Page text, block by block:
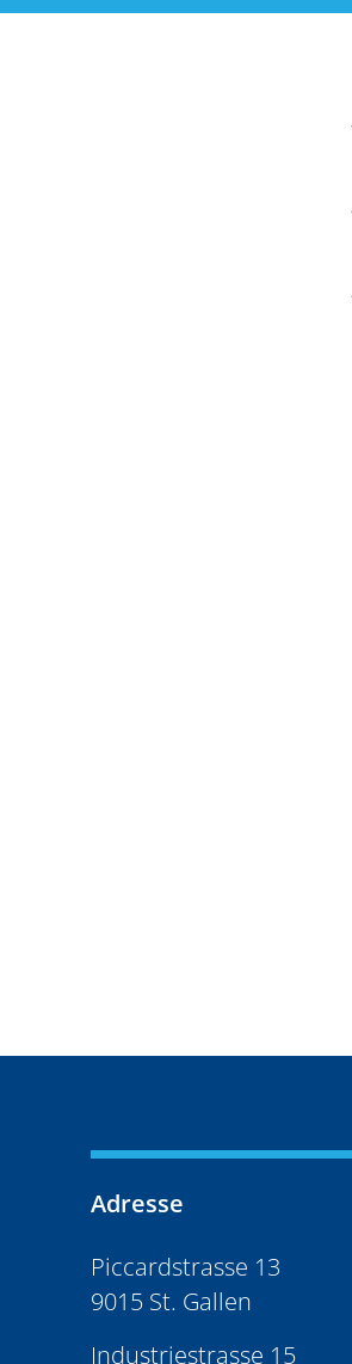
während der Ausführungs- und
Unterstützung auf der Baustelle
Verkaufsinnendienst
Arbeiten
Kältemitteln
Umfeld
50%
ausbezahlt
Adresse
Piccardstrasse 13
9015 St. Gallen
Industriestrasse 15